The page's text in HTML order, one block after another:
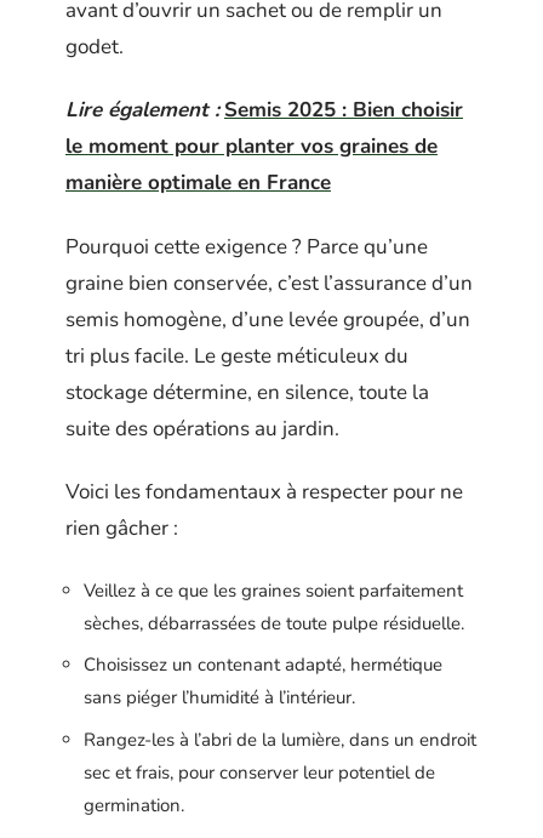
avant d’ouvrir un sachet ou de remplir un
godet.
Lire également : Semis 2025 : Bien choisir
le moment pour planter vos graines de
manière optimale en France
Pourquoi cette exigence ? Parce qu’une
graine bien conservée, c’est l’assurance d’un
semis homogène, d’une levée groupée, d’un
tri plus facile. Le geste méticuleux du
stockage détermine, en silence, toute la
suite des opérations au jardin.
Voici les fondamentaux à respecter pour ne
rien gâcher :
Veillez à ce que les graines soient parfaitement
sèches, débarrassées de toute pulpe résiduelle.
Choisissez un contenant adapté, hermétique
sans piéger l’humidité à l’intérieur.
Rangez-les à l’abri de la lumière, dans un endroit
sec et frais, pour conserver leur potentiel de
germination.